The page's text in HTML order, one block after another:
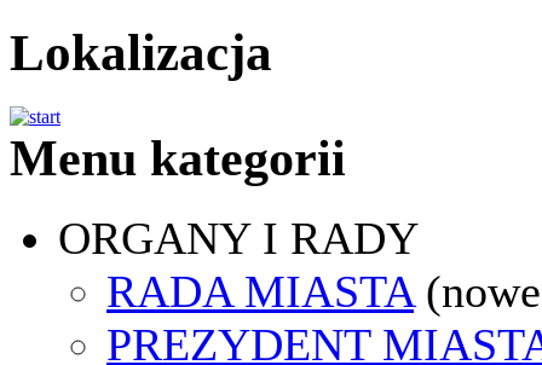
Lokalizacja
Menu kategorii
ORGANY I RADY
RADA MIASTA
PREZYDENT